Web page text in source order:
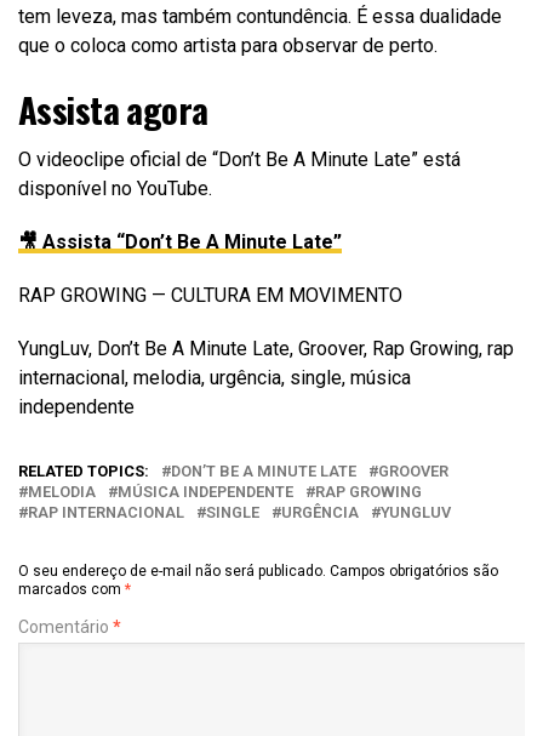
tem leveza, mas também contundência. É essa dualidade
que o coloca como artista para observar de perto.
Assista agora
O videoclipe oficial de “Don’t Be A Minute Late” está
disponível no YouTube.
🎥 Assista “Don’t Be A Minute Late”
RAP GROWING — CULTURA EM MOVIMENTO
YungLuv, Don’t Be A Minute Late, Groover, Rap Growing, rap
internacional, melodia, urgência, single, música
independente
RELATED TOPICS: DON’T BE A MINUTE LATE
GROOVER
MELODIA
MÚSICA INDEPENDENTE
RAP GROWING
RAP INTERNACIONAL
SINGLE URGÊNCIA YUNGLUV
O seu endereço de e-mail não será publicado. Campos obrigatórios são
marcados com *
Comentário *